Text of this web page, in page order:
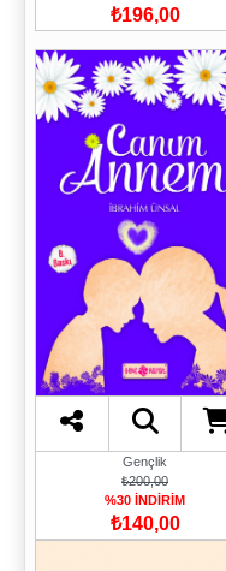
₺196,00
Gençlik
₺200,00
%30 İNDİRİM
₺140,00